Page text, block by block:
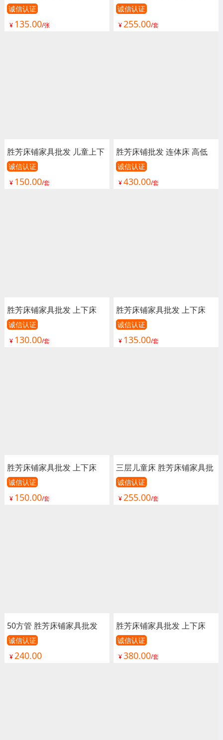
单人床 双人床 童床 公寓床
连体床 铁床 双层 上下铺 高
诚信认证
¥ 135.00/张
双人床 公寓床 连体床 上下
铺 高低床 宿舍床 宇彤家具
诚信认证
¥255.00/套
胜芳床铺家具批发 儿童上下
床成人 双人床 公寓床 连体
床 上下铺 高低床 宿舍床 宇
诚信认证
¥ 150.00/套
胜芳床铺批发 连体床 高低
床 实木床 实木高低床 实木
铁艺床 宇彤家具
诚信认证
¥430.00/套
胜芳床铺家具批发 上下床
双人床 公寓床 连体床 上下
铺 高低床 宿舍床 宇彤家具
诚信认证
¥ 130.00/套
胜芳床铺家具批发 上下床
双人床 公寓床 连体床 上下
铺 高低床 宿舍床 宇彤家具
诚信认证
¥ 135.00/套
胜芳床铺家具批发 上下床
双人床 公寓床 连体床 上下
铺 高低床 宿舍床 宇彤家具
诚信认证
¥ 150.00/套
三层儿童床 胜芳床铺家具批
发 上下床 双人床 公寓床 连
体床 上下铺 高低床 宿舍床
诚信认证
¥255.00/套
50方管 胜芳床铺家具批发
上下床 双人床 公寓床 连体
床 上下铺 高低床 宿舍床 宇
诚信认证
¥240.00
胜芳床铺家具批发 上下床
单人床 双人床 儿童床 公寓
床 连体床 铁床 双层 上下铺
诚信认证
¥380.00/套